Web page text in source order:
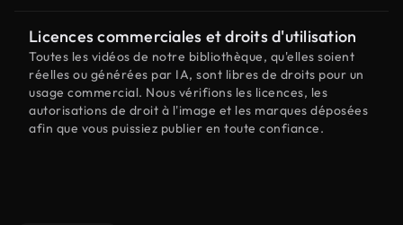
Licences commerciales et droits d'utilisation
Toutes les vidéos de notre bibliothèque, qu'elles soient
réelles ou générées par IA, sont libres de droits pour un
usage commercial. Nous vérifions les licences, les
autorisations de droit à l'image et les marques déposées
afin que vous puissiez publier en toute confiance.